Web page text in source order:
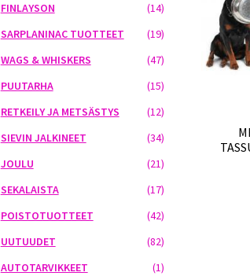
FINLAYSON
(14)
SARPLANINAC TUOTTEET
(19)
WAGS & WHISKERS
(47)
PUUTARHA
(15)
RETKEILY JA METSÄSTYS
(12)
SIEVIN JALKINEET
(34)
JOULU
(21)
SEKALAISTA
(17)
POISTOTUOTTEET
(42)
UUTUUDET
(82)
AUTOTARVIKKEET
(1)